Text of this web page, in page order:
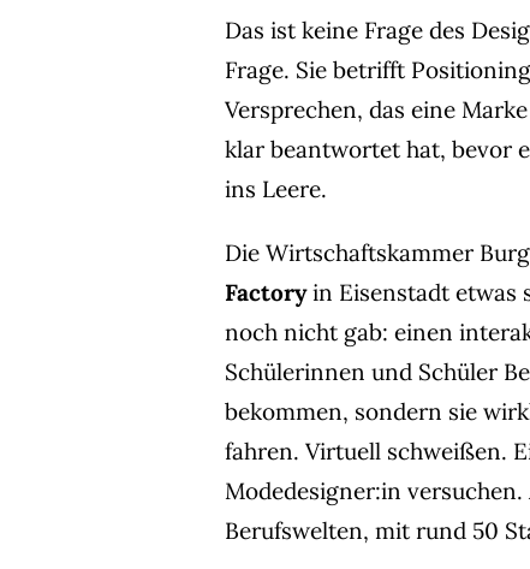
Das ist keine Frage des
Frage. Sie betrifft
Versprechen, das eine
klar beantwortet hat, bevor
ins Leere.
Die Wirtschaftskammer
Factoryin Eisenstadt etwas
noch nicht gab: einen
Schülerinnen und Schüler
bekommen, sondern sie
fahren. Virtuell schweißen.
Modedesigner:in
Berufswelten, mit rund 50